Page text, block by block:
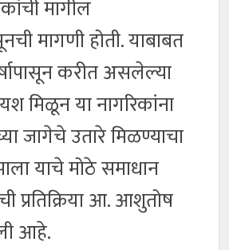
मागील
मागणी होती. याबाबत
करीत असलेल्या
मिळून या नागरिकांना
जागेचे उतारे मिळण्याचा
याचे मोठे समाधान
प्रतिक्रिया आ. आशुतोष
आहे.